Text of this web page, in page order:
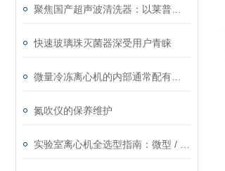
快速玻璃珠灭菌器深受用户青睐
氮吹仪的保养维护